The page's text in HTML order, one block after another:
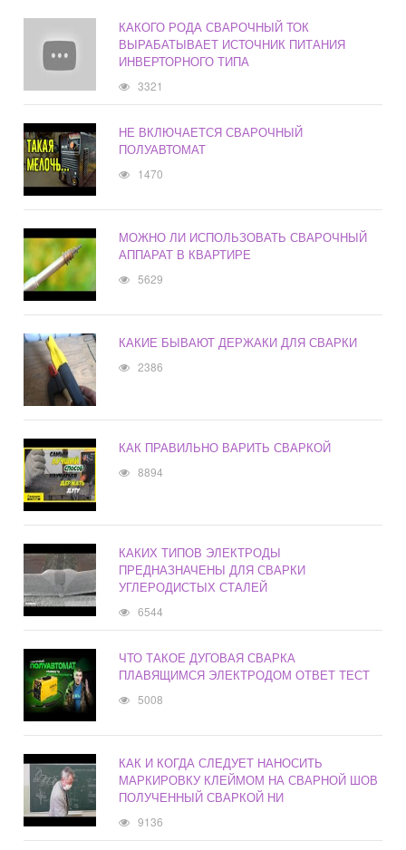
КАКОГО РОДА СВАРОЧНЫЙ ТОК
ВЫРАБАТЫВАЕТ ИСТОЧНИК ПИТАНИЯ
ИНВЕРТОРНОГО ТИПА
3321
НЕ ВКЛЮЧАЕТСЯ СВАРОЧНЫЙ
ПОЛУАВТОМАТ
1470
МОЖНО ЛИ ИСПОЛЬЗОВАТЬ СВАРОЧНЫЙ
АППАРАТ В КВАРТИРЕ
5629
КАКИЕ БЫВАЮТ ДЕРЖАКИ ДЛЯ СВАРКИ
2386
КАК ПРАВИЛЬНО ВАРИТЬ СВАРКОЙ
8894
КАКИХ ТИПОВ ЭЛЕКТРОДЫ
ПРЕДНАЗНАЧЕНЫ ДЛЯ СВАРКИ
УГЛЕРОДИСТЫХ СТАЛЕЙ
6544
ЧТО ТАКОЕ ДУГОВАЯ СВАРКА
ПЛАВЯЩИМСЯ ЭЛЕКТРОДОМ ОТВЕТ ТЕСТ
5008
КАК И КОГДА СЛЕДУЕТ НАНОСИТЬ
МАРКИРОВКУ КЛЕЙМОМ НА СВАРНОЙ ШОВ
ПОЛУЧЕННЫЙ СВАРКОЙ НИ
9136